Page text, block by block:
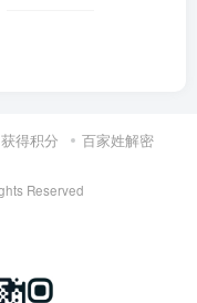
获得积分
百家姓解密
Reserved